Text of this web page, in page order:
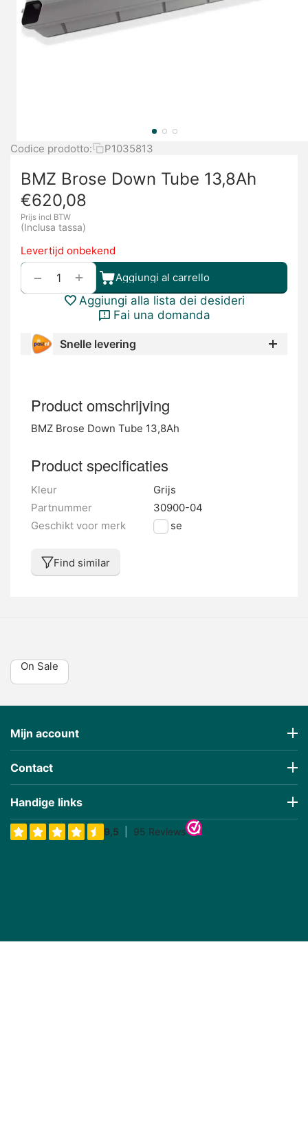
Codice prodotto: P1035813
BMZ Brose Down Tube 13,8Ah
€620,08
Prijs incl BTW
(Inclusa tassa)
Levertijd onbekend
+
− Aggiungi al carrello
Aggiungi alla lista dei desideri
Fai una domanda
Snelle levering
Product omschrijving
BMZ Brose Down Tube 13,8Ah
Product specificaties
Kleur
Grijs
Partnummer
30900-04
Geschikt voor merk
Brose
Find similar
On Sale
Mijn account
Contact
Handige links